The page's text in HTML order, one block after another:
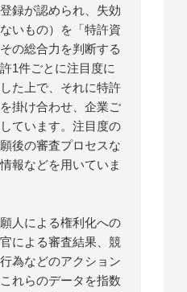
録が認められ、失効
いもの）を「特許資
の総合力を判断する
1件ごとに注目度に
た上で、それに特許
掛け合わせ、企業ご
ています。注目度の
後の審査プロセスな
報などを用いていま
人による権利化への
による審査結果、競
為などのアクション
れらのデータを指数